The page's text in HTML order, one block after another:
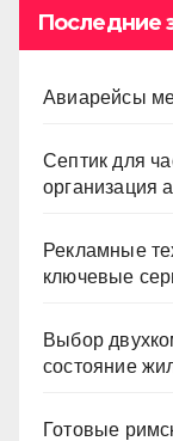
Последние
Авиарейсы
Септик для
организация
Рекламные
ключевые
Выбор
состояние
Готовые